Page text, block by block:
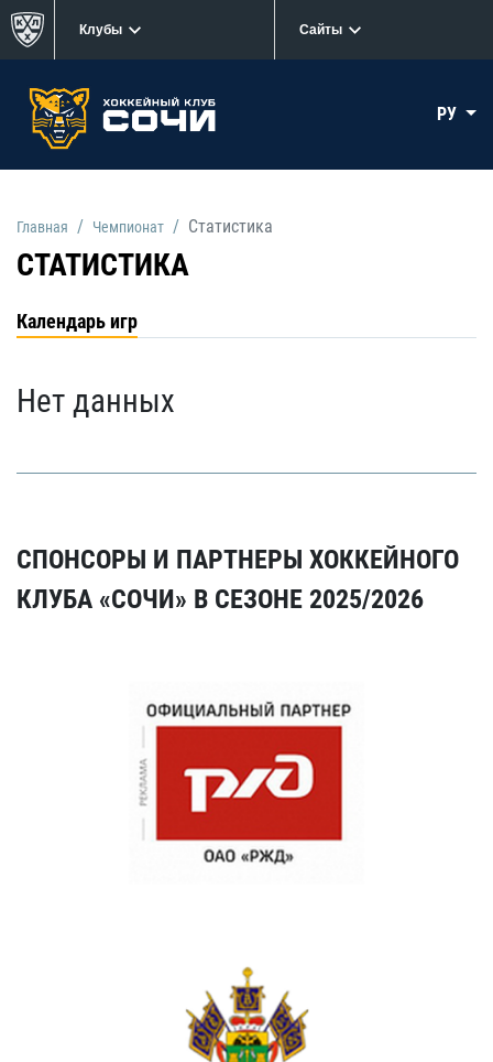
Клубы Сайты
РУ
Главная Чемпионат Статистика
СТАТИСТИКА
Календарь игр
Нет данных
СПОНСОРЫ И ПАРТНЕРЫ ХОККЕЙНОГО
КЛУБА «СОЧИ» В СЕЗОНЕ 2025/2026